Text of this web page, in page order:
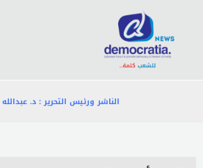
المحتوى
الناشر ورئيس التحرير : د.